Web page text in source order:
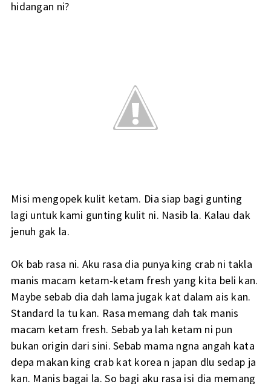
hidangan ni?
Misi mengopek kulit ketam. Dia siap bagi gunting
lagi untuk kami gunting kulit ni. Nasib la. Kalau dak
jenuh gak la.
Ok bab rasa ni. Aku rasa dia punya king crab ni takla
manis macam ketam-ketam fresh yang kita beli kan.
Maybe sebab dia dah lama jugak kat dalam ais kan.
Standard la tu kan. Rasa memang dah tak manis
macam ketam fresh. Sebab ya lah ketam ni pun
bukan origin dari sini. Sebab mama ngna angah kata
depa makan king crab kat korea n japan dlu sedap ja
kan. Manis bagai la. So bagi aku rasa isi dia memang